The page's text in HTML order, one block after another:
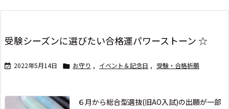
受験シーズンに選びたい合格運パワーストーン ☆
 2022年5月14日  お守り , イベント＆記念日 , 受験・合格祈願
６月から総合型選抜(旧AO入試)の出願が一部